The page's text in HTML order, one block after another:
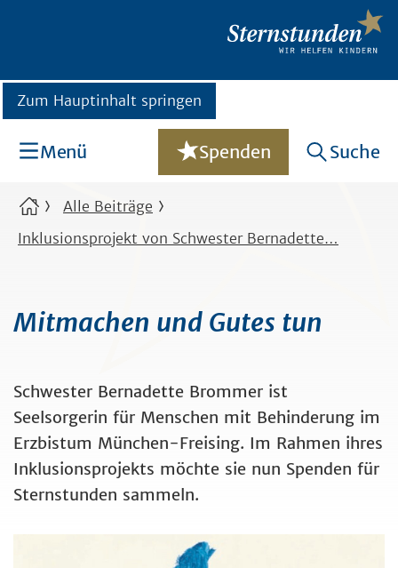
Zum Hauptinhalt springen
Menü Spenden Suche
Alle Beiträge
Inklusionsprojekt von Schwester Bernadette…
Mitmachen und Gutes tun
Schwester Bernadette Brommer ist
Seelsorgerin für Menschen mit Behinderung im
Erzbistum München-Freising. Im Rahmen ihres
Inklusionsprojekts möchte sie nun Spenden für
Sternstunden sammeln.